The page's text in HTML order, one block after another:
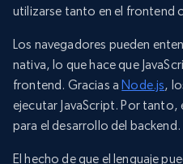
utilizarse tanto en el frontend
Los navegadores pueden
nativa, lo que hace que
frontend. Gracias a Node.js,
ejecutar JavaScript. Por tanto,
para el desarrollo del backend.
El hecho de que el lenguaje